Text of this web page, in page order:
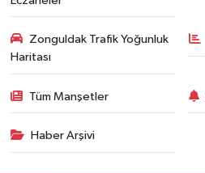
Zonguldak Trafik Yoğunluk
Haritası
Tüm Manşetler
Haber Arşivi